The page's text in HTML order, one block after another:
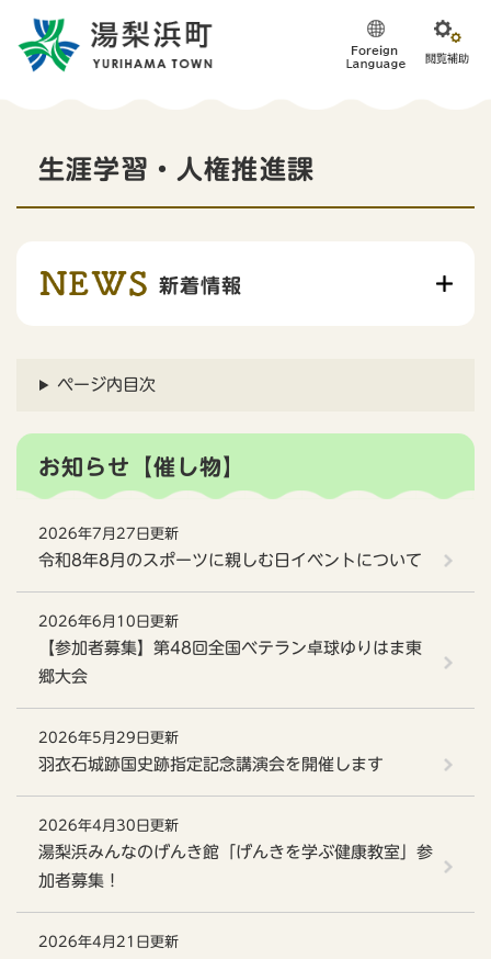
生涯学習・人権推進課
新着情報
ページ内目次
お知らせ【催し物】
2026年7月27日更新
令和8年8月のスポーツに親しむ日イベントについて
2026年6月10日更新
【参加者募集】第48回全国ベテラン卓球ゆりはま東
郷大会
2026年5月29日更新
羽衣石城跡国史跡指定記念講演会を開催します
2026年4月30日更新
湯梨浜みんなのげんき館「げんきを学ぶ健康教室」参
加者募集！
2026年4月21日更新